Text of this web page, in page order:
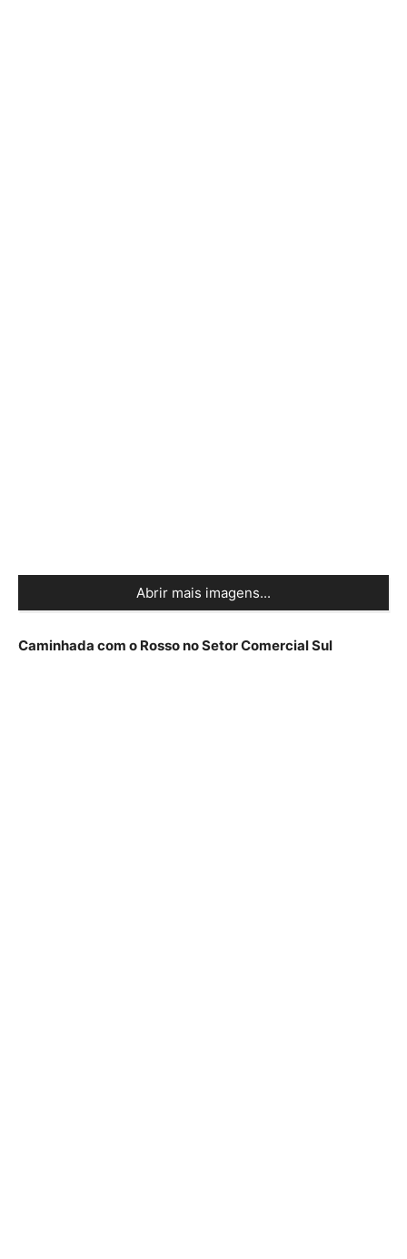
Abrir mais imagens...
Caminhada com o Rosso no Setor Comercial Sul